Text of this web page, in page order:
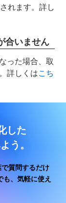
れます。詳し
合いません
った場合、取
詳しくはこち
した
う。
質問するだけ
も、気軽に使え